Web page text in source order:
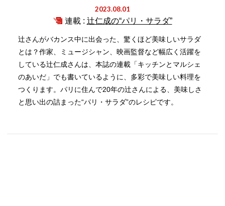
2023.08.01
連載 : 辻仁成の“パリ・サラダ”
辻さんがバカンス中に出会った、驚くほど美味しいサラダ
とは？作家、ミュージシャン、映画監督など幅広く活躍を
している辻仁成さんは、本誌の連載「キッチンとマルシェ
のあいだ」でも書いているように、多彩で美味しい料理を
つくります。パリに住んで20年の辻さんによる、美味しさ
と思い出の詰まった“パリ・サラダ”のレシピです。